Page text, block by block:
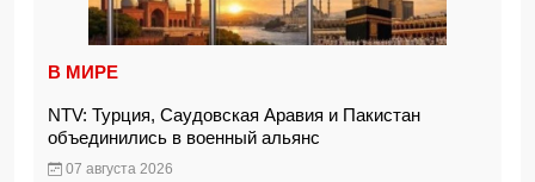
В МИРЕ
NTV: Турция, Саудовская Аравия и Пакистан
объединились в военный альянс
07 августа 2026